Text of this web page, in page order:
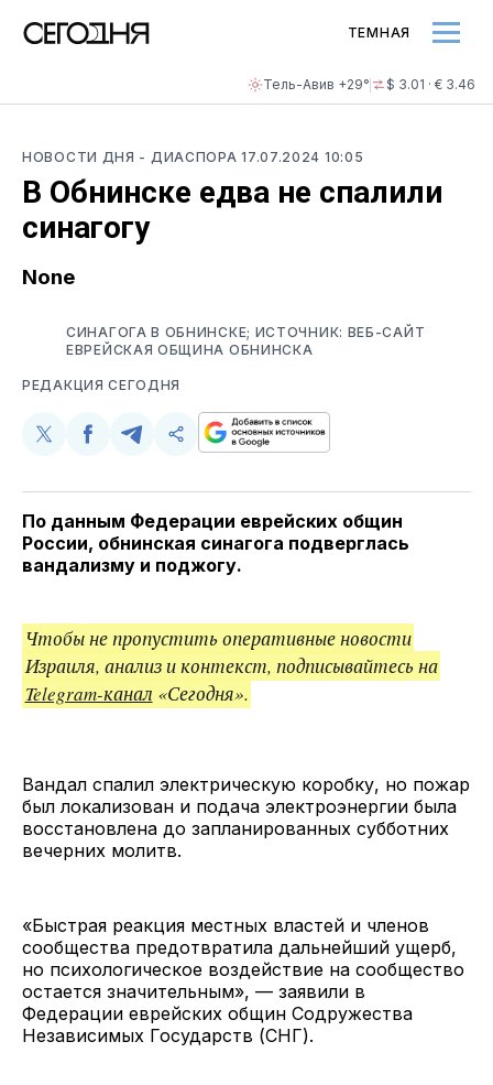
Тель-Авив +29° $ 3.01 · € 3.46
ТЕМНАЯ
НОВОСТИ ДНЯ - ДИАСПОРА17.07.2024 10:05
В Обнинске едва не спалили
синагогу
None
СИНАГОГА В ОБНИНСКЕ; ИСТОЧНИК: ВЕБ-САЙТ
ЕВРЕЙСКАЯ ОБЩИНА ОБНИНСКА
РЕДАКЦИЯ СЕГОДНЯ
Поделиться
Twitter
Поделиться
Facebook
Поделиться
Telegram
Скопируйте
поделитесь
По данным Федерации еврейских общин
России, обнинская синагога подверглась
вандализму и поджогу.
Чтобы не пропустить оперативные новости
Израиля, анализ и контекст, подписывайтесь на
Telegram-канал «Сегодня».
Вандал спалил электрическую коробку, но пожар
был локализован и подача электроэнергии была
восстановлена ​​до запланированных субботних
вечерних молитв.
«Быстрая реакция местных властей и членов
сообщества предотвратила дальнейший ущерб,
но психологическое воздействие на сообщество
остается значительным», — заявили в
Федерации еврейских общин Содружества
Независимых Государств (СНГ).